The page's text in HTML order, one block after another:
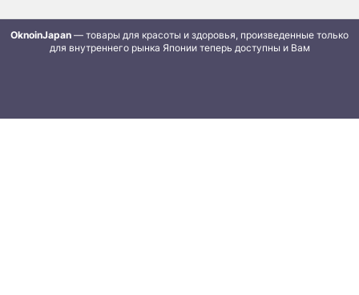
OknoinJapan — товары для красоты и здоровья, произведенные только
для внутреннего рынка Японии теперь доступны и Вам